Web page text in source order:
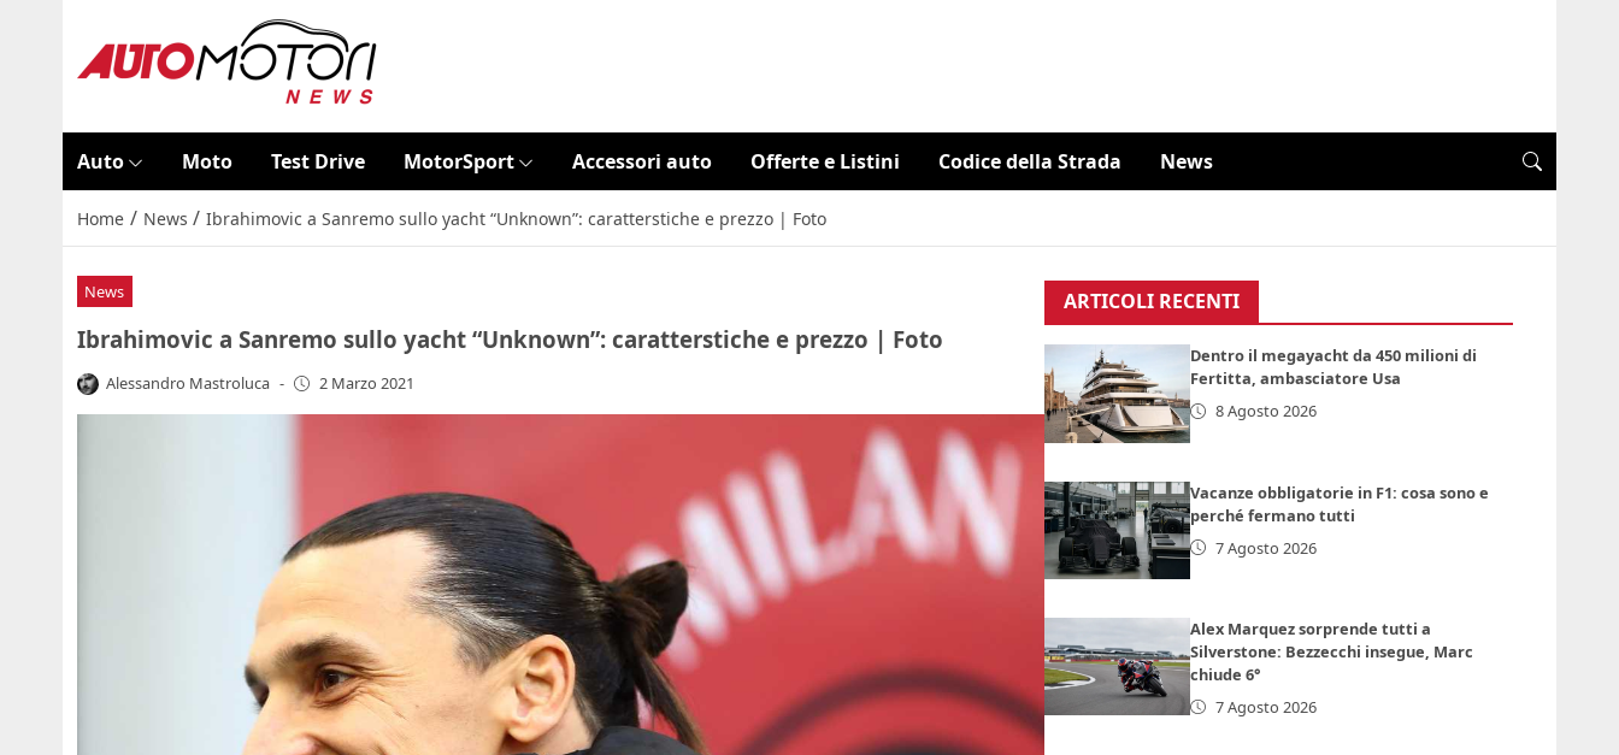
Auto Moto Test Drive MotorSport Accessori auto Offerte e Listini Codice della Strada News
Home / News / Ibrahimovic a Sanremo sullo yacht “Unknown”: caratterstiche e prezzo | Foto
News
Ibrahimovic a Sanremo sullo yacht “Unknown”: caratterstiche e prezzo | Foto
Alessandro Mastroluca - 2 Marzo 2021
ARTICOLI RECENTI
Dentro il megayacht da 450 milioni di
Fertitta, ambasciatore Usa
8 Agosto 2026
Vacanze obbligatorie in F1: cosa sono e
perché fermano tutti
7 Agosto 2026
Alex Marquez sorprende tutti a
Silverstone: Bezzecchi insegue, Marc
chiude 6°
7 Agosto 2026